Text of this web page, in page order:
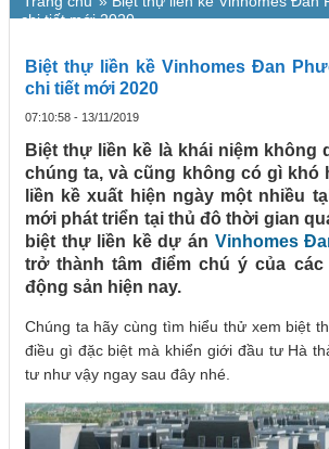
chi tiết mới 2020
Biệt thự liền kề Vinhomes Đan
chi tiết mới 2020
07:10:58 - 13/11/2019
Biệt thự liền kề là khái niệm không
chúng ta, và cũng không có gì khó
liền kề xuất hiện ngày một nhiều
mới phát triển tại thủ đô thời gian
biệt thự liền kề dự án Vinhomes
trở thành tâm điểm chú ý của
động sản hiện nay.
Chúng ta hãy cùng tìm hiểu thử xem biệt
điều gì đặc biệt mà khiển giới đầu tư Hà
tư như vậy ngay sau đây nhé.